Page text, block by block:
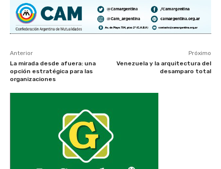
Anterior
La mirada desde afuera: una
opción estratégica para las
organizaciones
Próximo
Venezuela y la arquitectura del
desamparo total